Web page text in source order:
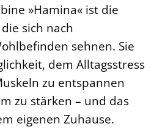
»Hamina« ist die
sich nach
sehnen. Sie
dem Alltagsstress
zu entspannen
zu stärken – und das
eigenen Zuhause.